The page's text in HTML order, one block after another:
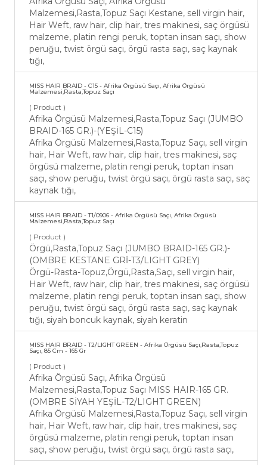
Malzemesi,Rasta,Topuz Saçı Kestane, sell virgin hair,
Hair Weft, raw hair, clip hair, tres makinesi, saç örgüsü
malzeme, platin rengi peruk, toptan insan saçı, show
peruğu, twist örgü saçı, örgü rasta saçı, saç kaynak
tığı,
MISS HAIR BRAID - C15 - Afrika Örgüsü Saçı, Afrika Örgüsü
Malzemesi,Rasta,Topuz Saçı
( Product )
Afrika Örgüsü Malzemesi,Rasta,Topuz Saçı (JUMBO
BRAID-165 GR.)-(YEŞİL-C15)
Afrika Örgüsü Malzemesi,Rasta,Topuz Saçı, sell virgin
hair, Hair Weft, raw hair, clip hair, tres makinesi, saç
örgüsü malzeme, platin rengi peruk, toptan insan
saçı, show peruğu, twist örgü saçı, örgü rasta saçı, saç
kaynak tığı,
MISS HAIR BRAID - T1/0906 - Afrika Örgüsü Saçı, Afrika Örgüsü
Malzemesi,Rasta,Topuz Saçı
( Product )
Örgü,Rasta,Topuz Saçı (JUMBO BRAID-165 GR.)-
(OMBRE KESTANE GRİ-T3/LIGHT GREY)
Örgü-Rasta-Topuz,Örgü,Rasta,Saçı, sell virgin hair,
Hair Weft, raw hair, clip hair, tres makinesi, saç örgüsü
malzeme, platin rengi peruk, toptan insan saçı, show
peruğu, twist örgü saçı, örgü rasta saçı, saç kaynak
tığı, siyah boncuk kaynak, siyah keratin
MISS HAIR BRAID - T2/LIGHT GREEN - Afrika Örgüsü Saçı,Rasta,Topuz
Saçı, 85 Cm - 165 Gr
( Product )
Afrika Örgüsü Saçı, Afrika Örgüsü
Malzemesi,Rasta,Topuz Saçı MISS HAIR-165 GR.
(OMBRE SİYAH YEŞİL-T2/LIGHT GREEN)
Afrika Örgüsü Malzemesi,Rasta,Topuz Saçı, sell virgin
hair, Hair Weft, raw hair, clip hair, tres makinesi, saç
örgüsü malzeme, platin rengi peruk, toptan insan
saçı, show peruğu, twist örgü saçı, örgü rasta saçı,